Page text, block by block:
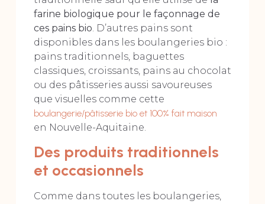
farine biologique pour le façonnage de
ces pains bio . D’autres pains sont
disponibles dans les boulangeries bio :
pains traditionnels, baguettes
classiques, croissants, pains au chocolat
ou des pâtisseries aussi savoureuses
que visuelles comme cette
boulangerie/pâtisserie bio et 100% fait maison
en Nouvelle-Aquitaine.
Des produits traditionnels
et occasionnels
Comme dans toutes les boulangeries,